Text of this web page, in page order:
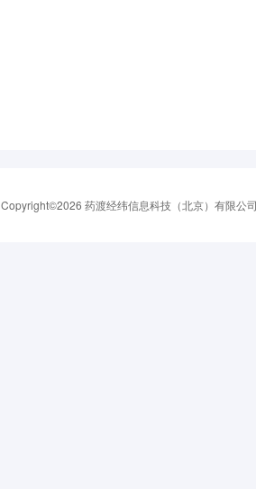
Copyright©2026 药渡经纬信息科技（北京）有限公